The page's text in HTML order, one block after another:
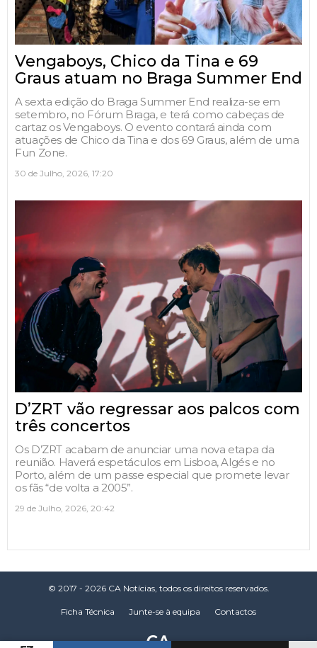
Vengaboys, Chico da Tina e 69
Graus atuam no Braga Summer End
A sexta edição do Braga Summer End realiza-se em
setembro, no Fórum Braga, e terá como cabeças de
cartaz os Vengaboys. O evento contará ainda com
atuações de Chico da Tina e dos 69 Graus, além de uma
Fun Zone.
30 de Julho, 2026, 17:20
D’ZRT vão regressar aos palcos com
três concertos
Os D’ZRT acabam de anunciar uma nova etapa da
reunião. Haverá espetáculos em Lisboa, Algés e no
Porto, além de um passe especial que promete levar
os fãs “de volta a 2005”.
29 de Julho, 2026, 20:42
© 2017 - 2026 CA Notícias, todos os direitos reservados.
Ficha Técnica Junte-se à equipa Contactos